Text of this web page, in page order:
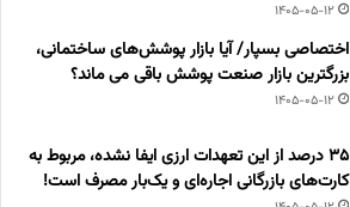
1405-05-12
اختصاصی بسپار/ آیا بازار پوشش‌های ساختمانی،
بزرگترین بازار صنعت پوشش باقی می ماند؟
1405-05-12
۳۵ درصد از این تعهدات ارزی ایفا نشده، مربوط به
کارت‌های بازرگانی اجاره‌ای و یک‌بار مصرف است!